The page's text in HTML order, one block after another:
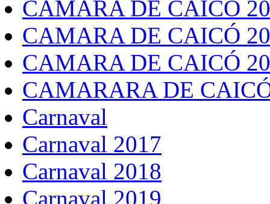
CÂMARA DE CAICÓ
CAMARA DE CAICÓ
CAMARA DE CAICÓ
CAMARARA DE
Carnaval
Carnaval 2017
Carnaval 2018
Carnaval 2019